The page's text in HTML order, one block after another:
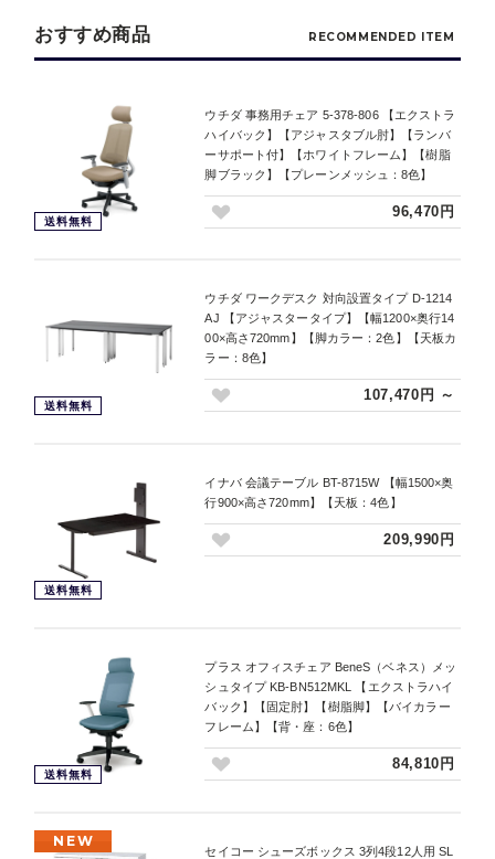
おすすめ商品 RECOMMENDED ITEM
送料無料
ウチダ 事務用チェア 5-378-806 【エクストラ
ハイバック】【アジャスタブル肘】【ランバ
ーサポート付】【ホワイトフレーム】【樹脂
脚ブラック】【プレーンメッシュ：8色】
96,470円
送料無料
ウチダ ワークデスク 対向設置タイプ D-1214
AJ 【アジャスタータイプ】【幅1200×奥行14
00×高さ720mm】【脚カラー：2色】【天板カ
ラー：8色】
107,470円 ～
送料無料
イナバ 会議テーブル BT-8715W 【幅1500×奥
行900×高さ720mm】【天板：4色】
209,990円
送料無料
プラス オフィスチェア BeneS（ベネス）メッ
シュタイプ KB-BN512MKL 【エクストラハイ
バック】【固定肘】【樹脂脚】【バイカラー
フレーム】【背・座：6色】
84,810円
NEW
セイコー シューズボックス 3列4段12人用 SL